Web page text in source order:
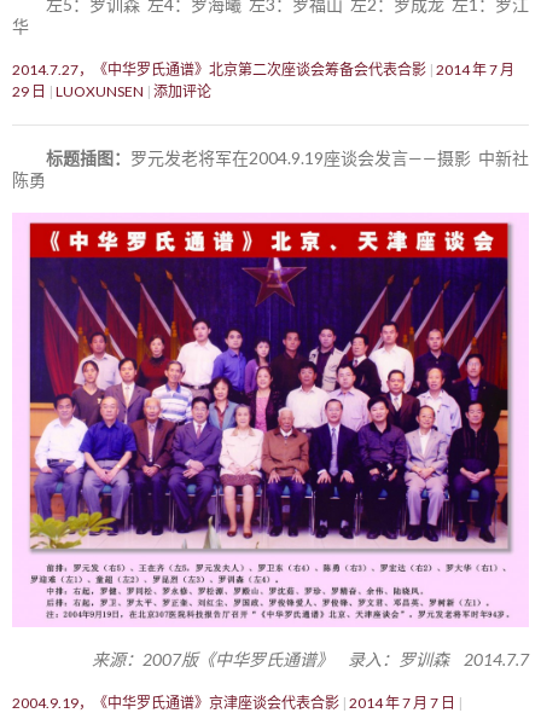
左5：罗训森 左4：罗海曦 左3：罗福山 左2：罗成龙 左1：罗江
华
2014.7.27，《中华罗氏通谱》北京第二次座谈会筹备会代表合影 2014 年 7 月
29 日
LUOXUNSEN 添加评论
标题插图： 罗元发老将军在2004.9.19座谈会发言——摄影 中新社
陈勇
来源：2007版《中华罗氏通谱》 录入：罗训森 2014.7.7
2004.9.19，《中华罗氏通谱》京津座谈会代表合影 2014 年 7 月 7 日